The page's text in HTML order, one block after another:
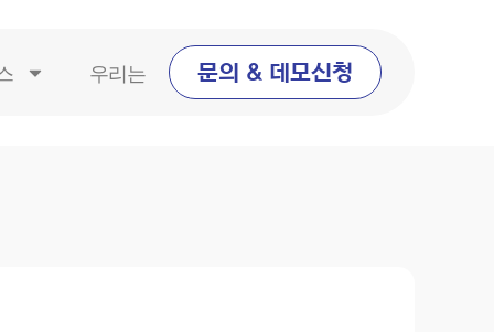
우리는 문의 & 데모신청